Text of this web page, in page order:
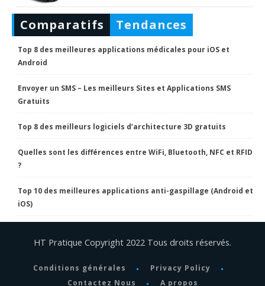
Comparatifs Tendances
Top 8 des meilleures applications médicales pour iOS et
Android
Envoyer un SMS – Les meilleurs Sites et Applications SMS
Gratuits
Top 8 des meilleurs logiciels d’architecture 3D gratuits
Quelles sont les différences entre WiFi, Bluetooth, NFC et RFID
?
Top 10 des meilleures applications anti-gaspillage (Android et
iOS)
HT Pratique Copyright 2022 Tous droits réservés.
Conditions générales
Privacy Policy
Contactez Nous
A propos